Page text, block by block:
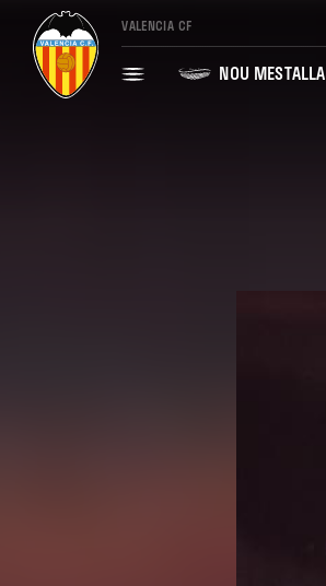
VALENCIA CF
NOU MESTALLA